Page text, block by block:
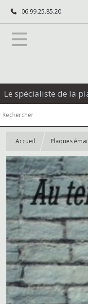
06.99.25.85.20
Le spécialiste de la
Accueil Plaques